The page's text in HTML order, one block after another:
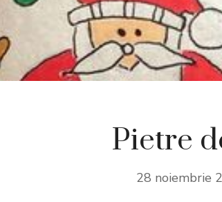
Pietre
28 noiembrie